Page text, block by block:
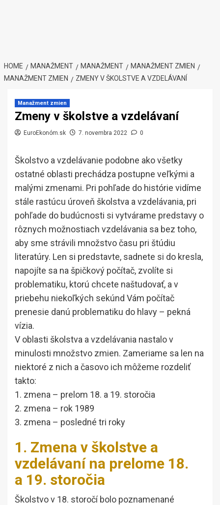
HOME MANAŽMENT MANAŽMENT
MANAŽMENT ZMIEN
MANAŽMENT ZMIEN
ZMENY V ŠKOLSTVE A VZDELÁVANÍ
Manažment zmien
Zmeny v školstve a vzdelávaní
EuroEkonóm.sk 7. novembra 2022 0
Školstvo a vzdelávanie podobne ako všetky
ostatné oblasti prechádza postupne veľkými a
malými zmenami. Pri pohľade do histórie vidíme
stále rastúcu úroveň školstva a vzdelávania, pri
pohľade do budúcnosti si vytvárame predstavy o
rôznych možnostiach vzdelávania sa bez toho,
aby sme strávili množstvo času pri štúdiu
literatúry. Len si predstavte, sadnete si do kresla,
napojíte sa na špičkový počítač, zvolíte si
problematiku, ktorú chcete naštudovať, a v
priebehu niekoľkých sekúnd Vám počítač
prenesie danú problematiku do hlavy – pekná
vízia.
V oblasti školstva a vzdelávania nastalo v
minulosti množstvo zmien. Zameriame sa len na
niektoré z nich a časovo ich môžeme rozdeliť
takto:
1. zmena – prelom 18. a 19. storočia
2. zmena – rok 1989
3. zmena – posledné tri roky
1. Zmena v školstve a
vzdelávaní na prelome 18.
a 19. storočia
Školstvo v 18. storočí bolo poznamenané